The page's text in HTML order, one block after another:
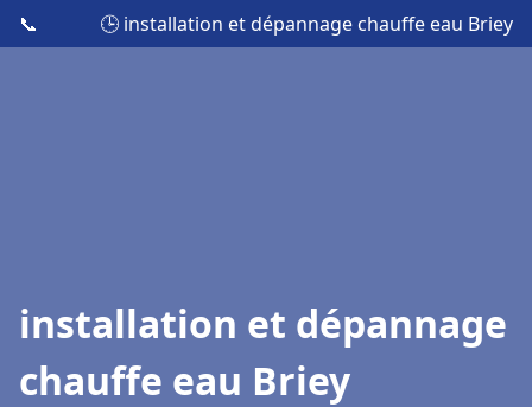
📞 🕒 installation et dépannage chauffe eau Briey
installation et dépannage
chauffe eau Briey